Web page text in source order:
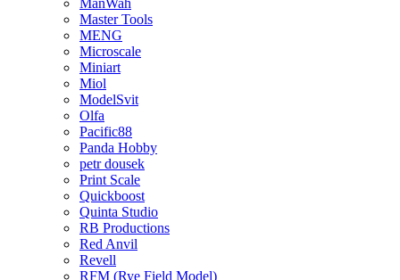
ManWah
Master Tools
MENG
Microscale
Miniart
Miol
ModelSvit
Olfa
Pacific88
Panda Hobby
petr dousek
Print Scale
Quickboost
Quinta Studio
RB Productions
Red Anvil
Revell
RFM (Rye Field Model)